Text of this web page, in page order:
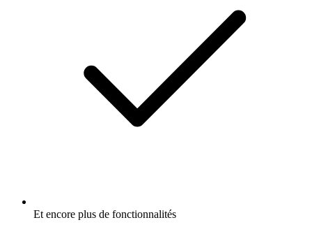
Et encore plus de fonctionnalités